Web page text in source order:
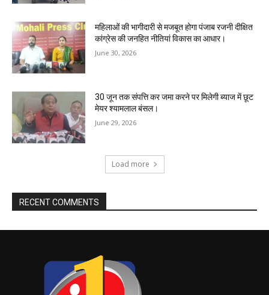
महिलाओं की भागीदारी से मजबूत होगा पंजाब रजनी दीक्षित
कांग्रेस की जनहित नीतियां विकास का आधार।
June 30, 2026
30 जून तक संपत्ति कर जमा करने पर मिलेगी ब्याज में छूट
मेयर श्यामलाल बंसल।
June 29, 2026
Load more
RECENT COMMENTS